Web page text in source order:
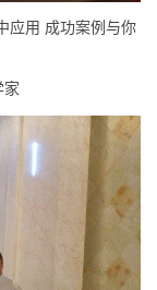
应用 成功案例与你
家